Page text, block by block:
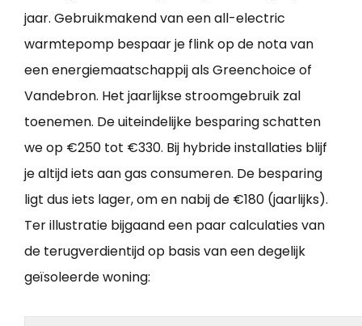
jaar. Gebruikmakend van een all-electric
warmtepomp bespaar je flink op de nota van
een energiemaatschappij als Greenchoice of
Vandebron. Het jaarlijkse stroomgebruik zal
toenemen. De uiteindelijke besparing schatten
we op €250 tot €330. Bij hybride installaties blijf
je altijd iets aan gas consumeren. De besparing
ligt dus iets lager, om en nabij de €180 (jaarlijks).
Ter illustratie bijgaand een paar calculaties van
de terugverdientijd op basis van een degelijk
geïsoleerde woning: